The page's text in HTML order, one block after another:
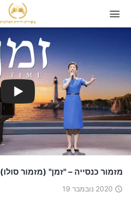
מזמור כנסייה – "זמן" (מזמור סולו)
2020 נובמבר 19